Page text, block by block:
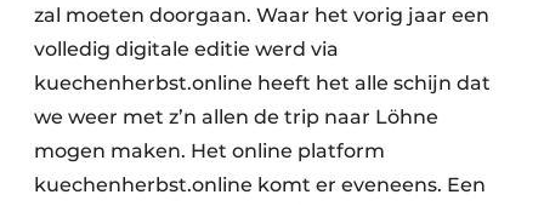
zal moeten doorgaan. Waar het vorig jaar een
volledig digitale editie werd via
kuechenherbst.online heeft het alle schijn dat
we weer met z’n allen de trip naar Löhne
mogen maken. Het online platform
kuechenherbst.online komt er eveneens. Een